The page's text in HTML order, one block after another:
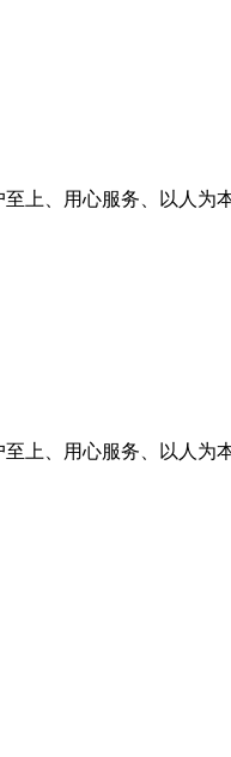
上、用心服务、以人
上、用心服务、以人